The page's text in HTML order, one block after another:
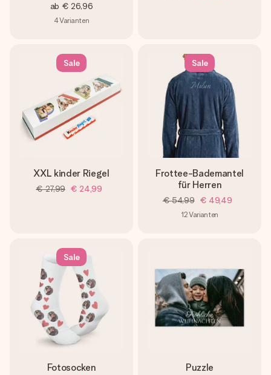
ab € 26,96
4Varianten
Sale
XXL kinder Riegel
€ 27,99 € 24,99
Sale
Frottee-Bademantel
für Herren
€ 54,99 € 49,49
12Varianten
Sale
Fotosocken Puzzle